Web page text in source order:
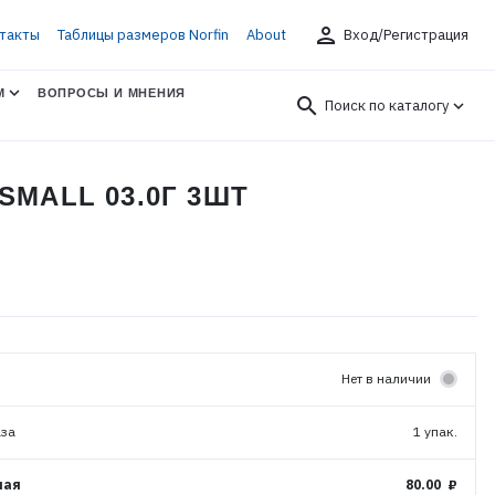
Таблицы размеров Norfin About person Вход/Регистрация
ВОПРОСЫ И МНЕНИЯ
search Поиск по каталогу
03.0Г 3ШТ
Нет в наличии
1 упак.
80.00 ₽